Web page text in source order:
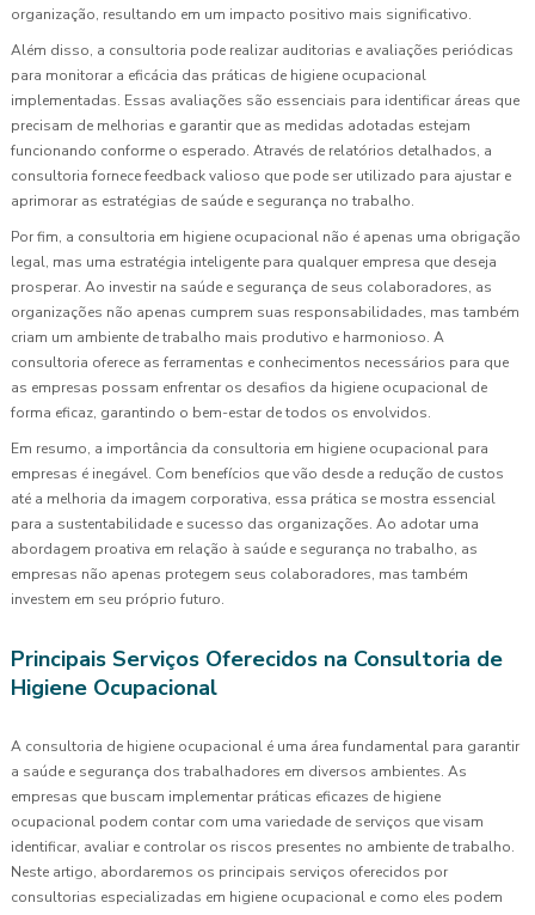
organização, resultando em um impacto positivo mais significativo.
Além disso, a consultoria pode realizar auditorias e avaliações periódicas
para monitorar a eficácia das práticas de higiene ocupacional
implementadas. Essas avaliações são essenciais para identificar áreas que
precisam de melhorias e garantir que as medidas adotadas estejam
funcionando conforme o esperado. Através de relatórios detalhados, a
consultoria fornece feedback valioso que pode ser utilizado para ajustar e
aprimorar as estratégias de saúde e segurança no trabalho.
Por fim, a consultoria em higiene ocupacional não é apenas uma obrigação
legal, mas uma estratégia inteligente para qualquer empresa que deseja
prosperar. Ao investir na saúde e segurança de seus colaboradores, as
organizações não apenas cumprem suas responsabilidades, mas também
criam um ambiente de trabalho mais produtivo e harmonioso. A
consultoria oferece as ferramentas e conhecimentos necessários para que
as empresas possam enfrentar os desafios da higiene ocupacional de
forma eficaz, garantindo o bem-estar de todos os envolvidos.
Em resumo, a importância da consultoria em higiene ocupacional para
empresas é inegável. Com benefícios que vão desde a redução de custos
até a melhoria da imagem corporativa, essa prática se mostra essencial
para a sustentabilidade e sucesso das organizações. Ao adotar uma
abordagem proativa em relação à saúde e segurança no trabalho, as
empresas não apenas protegem seus colaboradores, mas também
investem em seu próprio futuro.
Principais Serviços Oferecidos na Consultoria de
Higiene Ocupacional
A consultoria de higiene ocupacional é uma área fundamental para garantir
a saúde e segurança dos trabalhadores em diversos ambientes. As
empresas que buscam implementar práticas eficazes de higiene
ocupacional podem contar com uma variedade de serviços que visam
identificar, avaliar e controlar os riscos presentes no ambiente de trabalho.
Neste artigo, abordaremos os principais serviços oferecidos por
consultorias especializadas em higiene ocupacional e como eles podem